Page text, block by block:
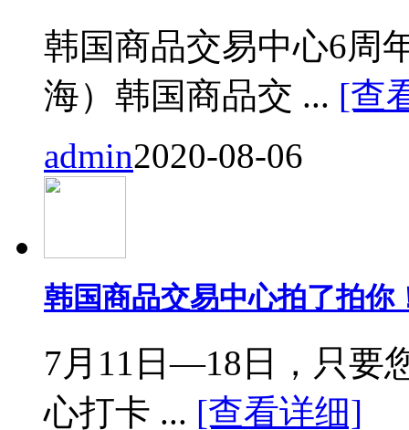
韩国商品交易中心6周
海）韩国商品交 ... [查
admin2020-08-06
韩国商品交易中心拍了拍你
7月11日—18日，只要
心打卡 ... [查看详细]